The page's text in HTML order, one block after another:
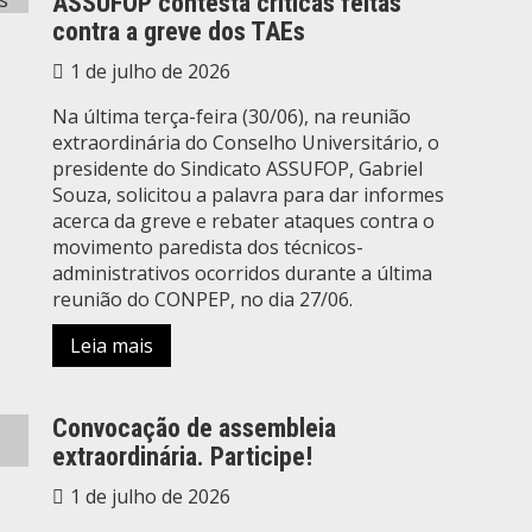
contra a greve dos TAEs
1 de julho de 2026
Na última terça-feira (30/06), na reunião
extraordinária do Conselho Universitário, o
presidente do Sindicato ASSUFOP, Gabriel
Souza, solicitou a palavra para dar informes
acerca da greve e rebater ataques contra o
movimento paredista dos técnicos-
administrativos ocorridos durante a última
reunião do CONPEP, no dia 27/06.
Leia mais
Convocação de assembleia
extraordinária. Participe!
1 de julho de 2026